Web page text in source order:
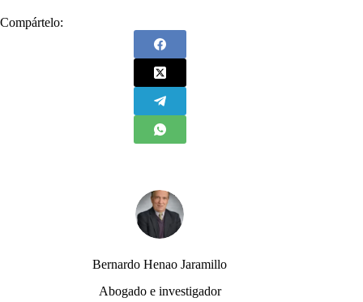
Compártelo:
Bernardo Henao Jaramillo
Abogado e investigador